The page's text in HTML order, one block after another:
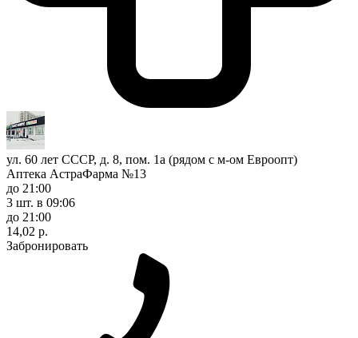
ул. 60 лет СССР, д. 8, пом. 1а (рядом с м-ом Евроопт)
Аптека АстраФарма №13
до 21:00
3 шт. в 09:06
до 21:00
14,02 р.
Забронировать